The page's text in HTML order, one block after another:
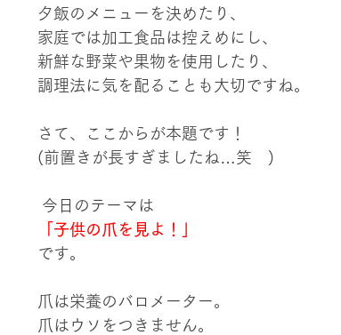
夕飯のメニューを決めたり、
家庭では加工食品は控えめにし、
新鮮な野菜や果物を使用したり、
調理法に気を配ることも大切ですね。
さて、ここからが本題です！
(前置きが長すぎましたね…笑　)
今日のテーマは
「子供の爪を見よ！」
です。
爪は栄養のバロメーター。
爪はウソをつきません。